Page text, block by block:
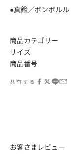
●真鍮／ボンボル
商品カテゴリー
サイズ
商品番号
共有する
お客さまレビュー